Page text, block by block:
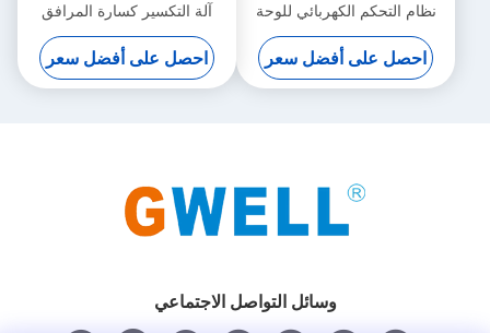
نظام التحكم الكهربائي للوحة
الصفائح البلاستيكية
احصل على أفضل سعر
آلة التكسير كسارة المرافق
المساعدة
احصل على أفضل سعر
وسائل التواصل الاجتماعي